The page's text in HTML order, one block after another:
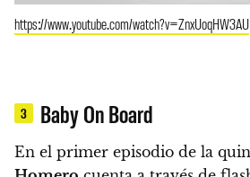
https://www.youtube.com/watch?v=ZnxUoqHW3AU
3 Baby On Board
En el primer episodio de la